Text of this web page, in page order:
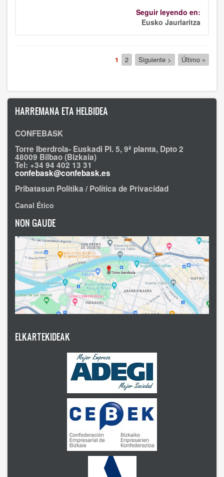
Seguir leyendo en:
Eusko Jaurlaritza
Página
actual
1 Página
2
Siguiente
página
Siguiente >
Última
página
Último »
HARREMANA ETA HELBIDEA
CONFEBASK
Torre Iberdrola- Euskadi Pl. 5, 9ª planta, Dpto 2
48009 Bilbao (Bizkaia)
Tel: +34 94 402 13 31
confebask@confebask.es
Pribatasun Politika / Política de Privacidad
Canal Ético
NON GAUDE
ELKARTEKIDEAK